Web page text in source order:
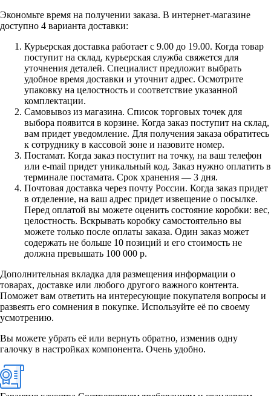
Экономьте время на получении заказа. В интернет-магазине
доступно 4 варианта доставки:
Курьерская доставка работает с 9.00 до 19.00. Когда товар
поступит на склад, курьерская служба свяжется для
уточнения деталей. Специалист предложит выбрать
удобное время доставки и уточнит адрес. Осмотрите
упаковку на целостность и соответствие указанной
комплектации.
Самовывоз из магазина. Список торговых точек для
выбора появится в корзине. Когда заказ поступит на склад,
вам придет уведомление. Для получения заказа обратитесь
к сотруднику в кассовой зоне и назовите номер.
Постамат. Когда заказ поступит на точку, на ваш телефон
или e-mail придет уникальный код. Заказ нужно оплатить в
терминале постамата. Срок хранения — 3 дня.
Почтовая доставка через почту России. Когда заказ придет
в отделение, на ваш адрес придет извещение о посылке.
Перед оплатой вы можете оценить состояние коробки: вес,
целостность. Вскрывать коробку самостоятельно вы
можете только после оплаты заказа. Один заказ может
содержать не больше 10 позиций и его стоимость не
должна превышать 100 000 р.
Дополнительная вкладка для размещения информации о
товарах, доставке или любого другого важного контента.
Поможет вам ответить на интересующие покупателя вопросы и
развеять его сомнения в покупке. Используйте её по своему
усмотрению.
Вы можете убрать её или вернуть обратно, изменив одну
галочку в настройках компонента. Очень удобно.